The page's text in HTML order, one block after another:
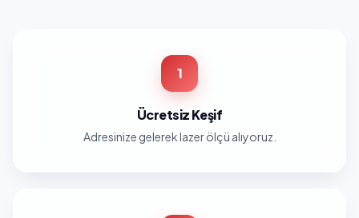
1
Ücretsiz Keşif
Adresinize gelerek lazer ölçü alıyoruz.